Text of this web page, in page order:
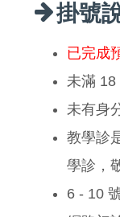
掛號
已完成
未滿 18
未有身
教學診
學診，
6 - 10